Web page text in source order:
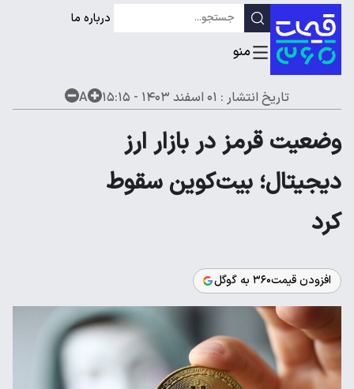
درباره ما
تاریخ انتشار : ۰۱ اسفند ۱۴۰۳ - ۱۵:۱۵ A
وضعیت قرمز در بازار ارز
دیجیتال؛ بیت‌کوین سقوط
کرد
افزودن قیمت۳۶۰ به گوگل